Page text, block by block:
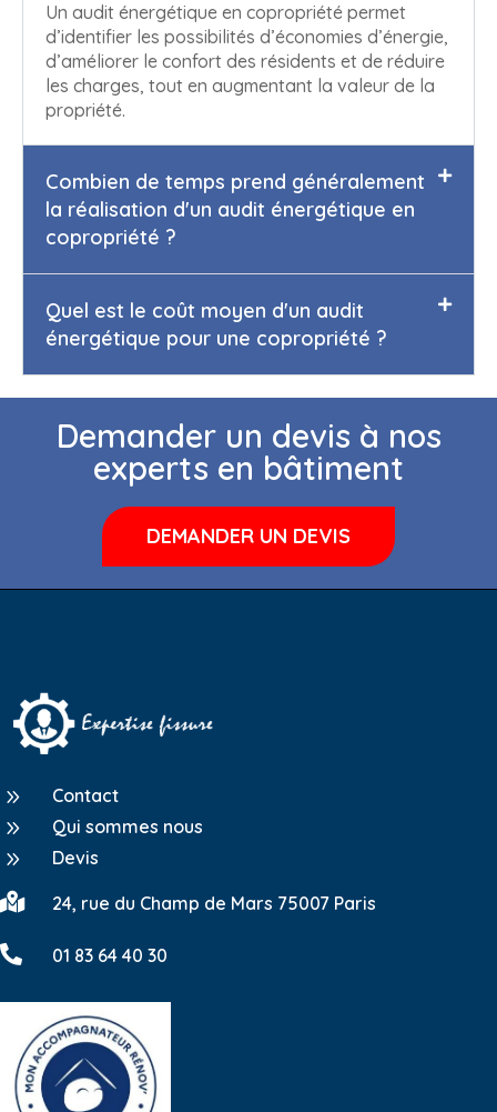
Un audit énergétique en copropriété permet
d’identifier les possibilités d’économies d’énergie,
d’améliorer le confort des résidents et de réduire
les charges, tout en augmentant la valeur de la
propriété.
Combien de temps prend généralement
la réalisation d'un audit énergétique en
copropriété ?
Quel est le coût moyen d'un audit
énergétique pour une copropriété ?
Demander un devis à nos
experts en bâtiment
DEMANDER UN DEVIS
9 Contact
9 Qui sommes nous
9 Devis
 24, rue du Champ de Mars 75007 Paris
 01 83 64 40 30